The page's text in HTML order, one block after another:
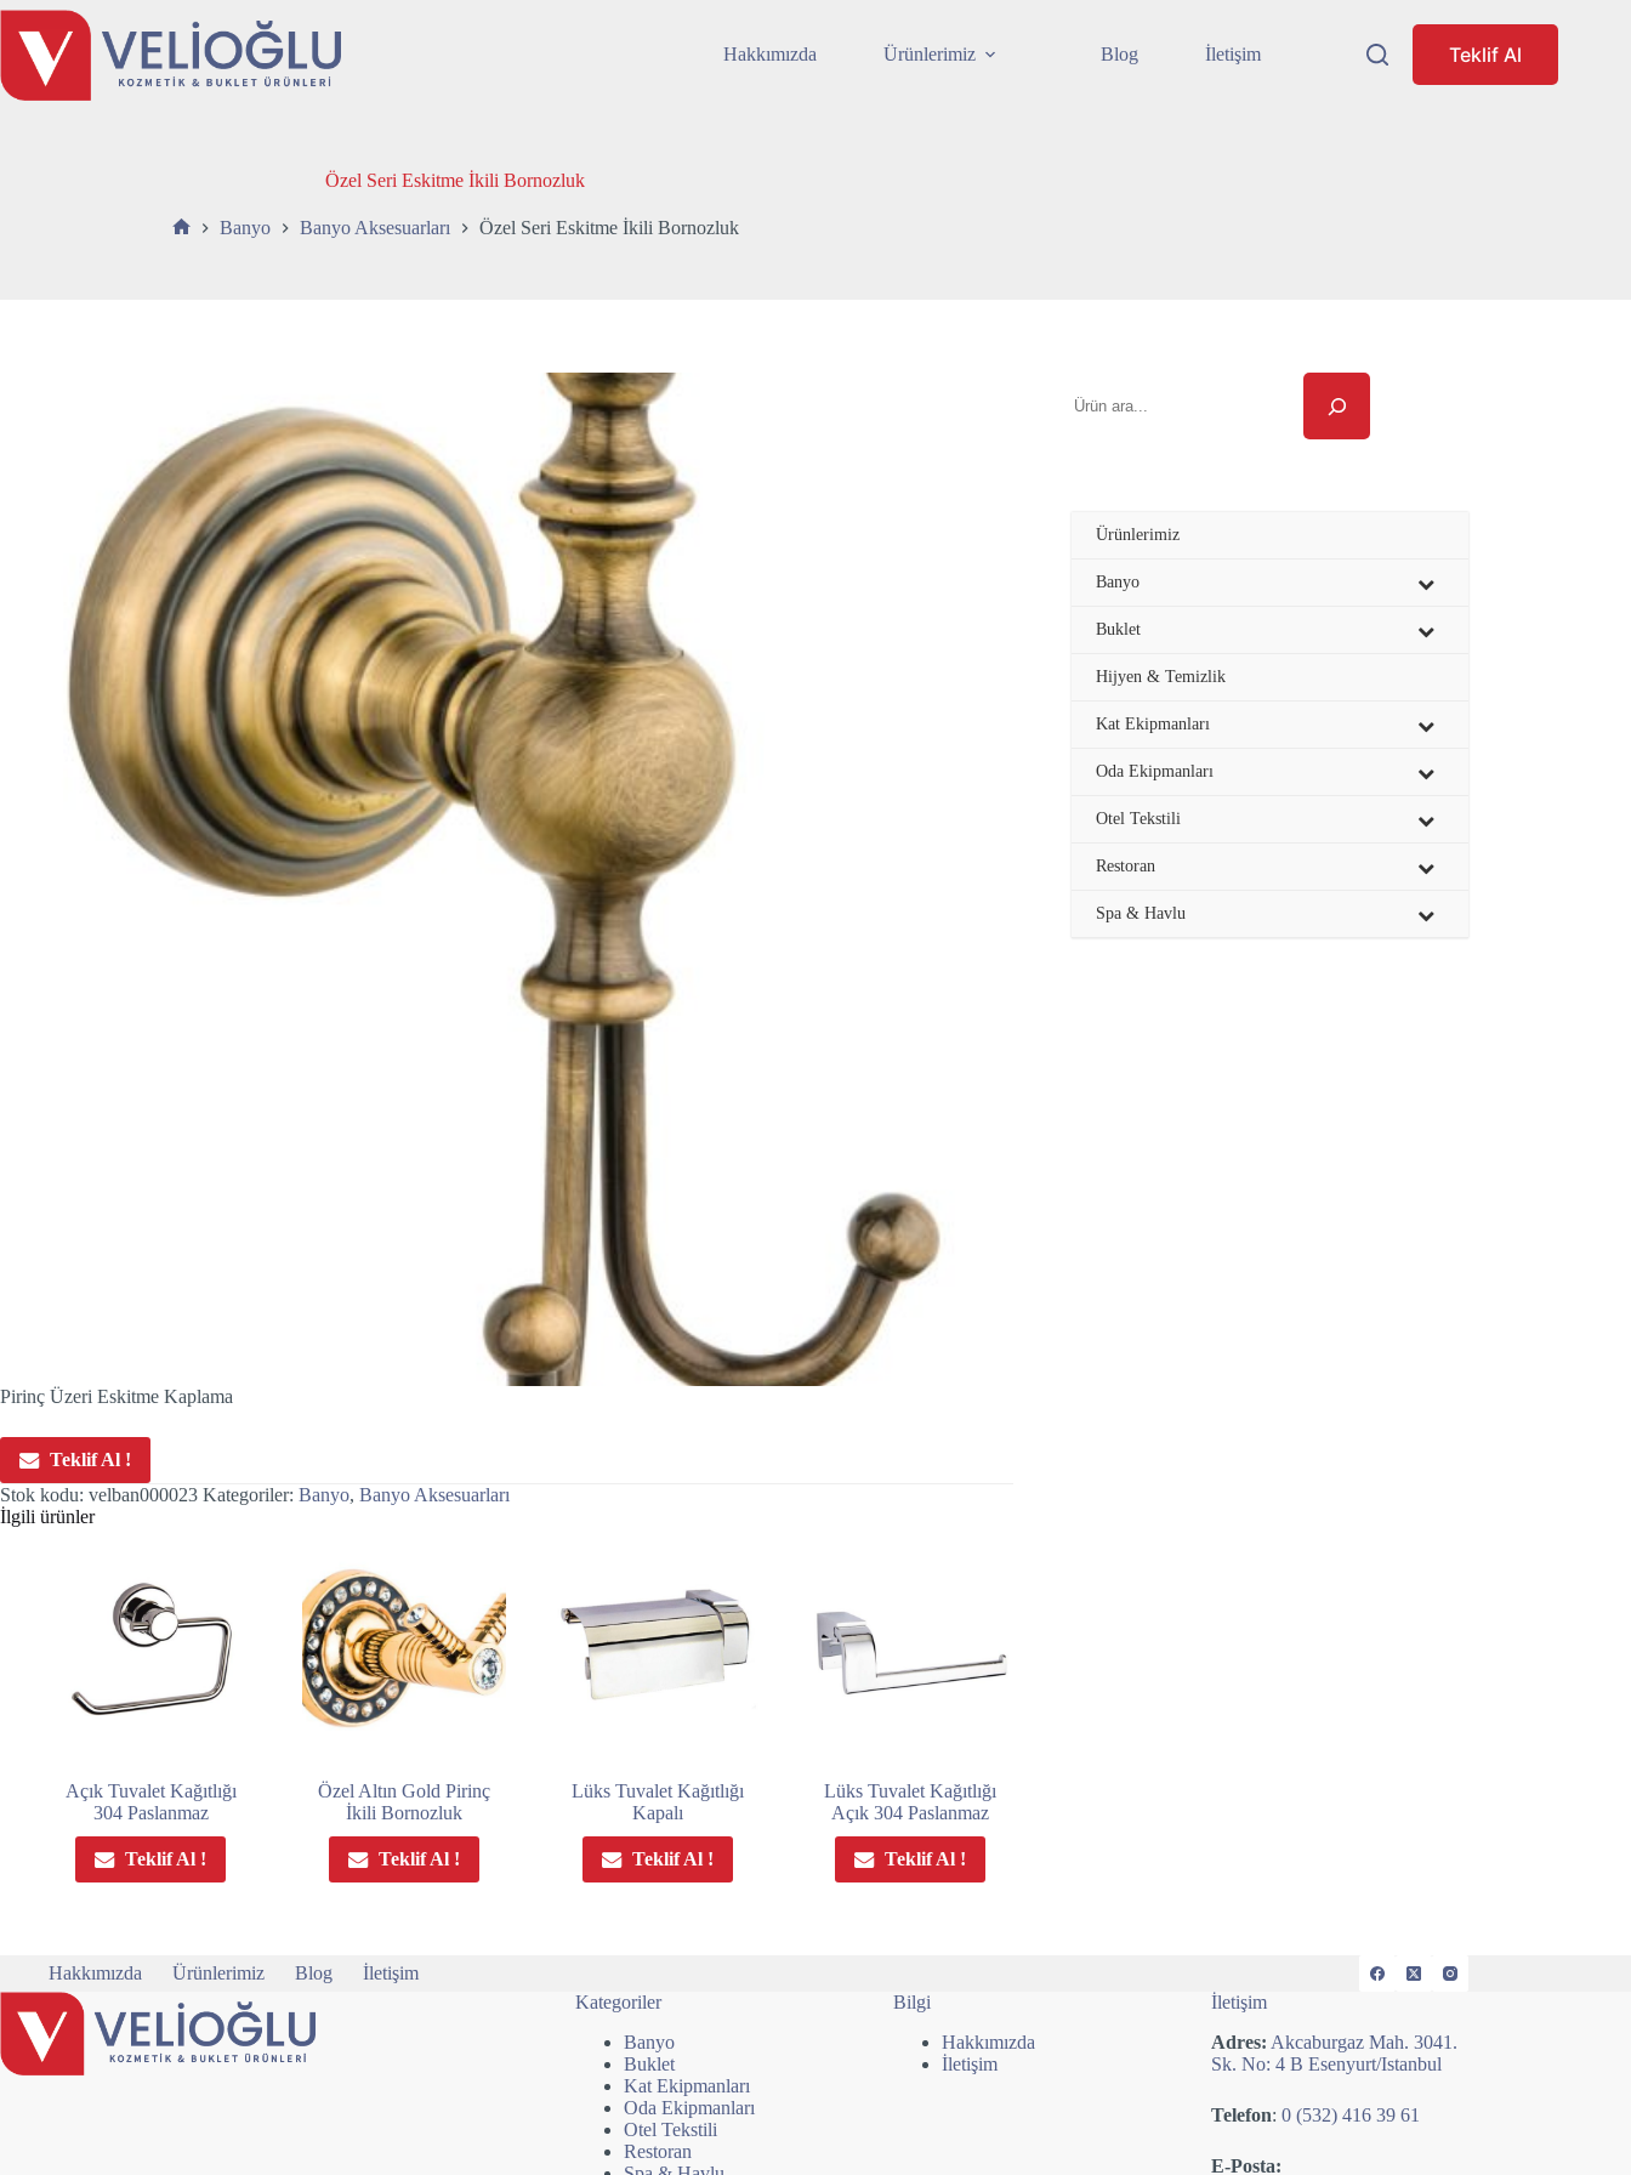
Skip
content
Hakkımızda Ürünlerimiz Blog İletişim Teklif Al
Özel Seri Eskitme İkili Bornozluk
Banyo Banyo Aksesuarları Özel Seri Eskitme İkili Bornozluk
Pirinç Üzeri Eskitme Kaplama
Teklif Al !
Stok kodu: velban000023 Kategoriler: Banyo, Banyo Aksesuarları
İlgili ürünler
Açık Tuvalet Kağıtlığı
304 Paslanmaz
Teklif Al !
Özel Altın Gold Pirinç
İkili Bornozluk
Teklif Al !
Lüks Tuvalet Kağıtlığı
Kapalı
Teklif Al !
Lüks Tuvalet Kağıtlığı
Açık 304 Paslanmaz
Teklif Al !
Ürünlerimiz
Banyo
Buklet
Hijyen & Temizlik
Kat Ekipmanları
Oda Ekipmanları
Otel Tekstili
Restoran
Spa & Havlu
Hakkımızda Ürünlerimiz Blog
İletişim
Kategoriler
Banyo
Buklet
Kat Ekipmanları
Oda Ekipmanları
Otel Tekstili
Restoran
Bilgi
Hakkımızda
İletişim
İletişim
Adres: Akcaburgaz Mah. 3041.
Sk. No: 4 B Esenyurt/Istanbul
Telefon: 0 (532) 416 39 61
E-Posta: